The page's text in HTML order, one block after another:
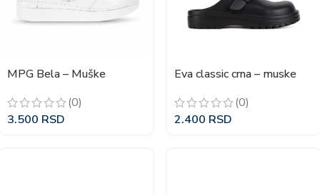
MPG Bela – Muške
(0)
3.500 RSD
Eva classic crna – muske
(0)
2.400 RSD